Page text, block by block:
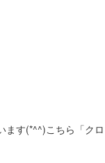
す(*^^)こちら「クロ